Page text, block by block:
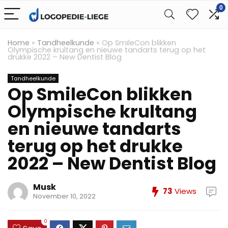
0
Home » Tandheelkunde » Op SmileCon blikken
Olympische krultang en nieuwe tandarts terug op het
drukke 2022 – New Dentist Blog
Tandheelkunde
Op SmileCon blikken
Olympische krultang
en nieuwe tandarts
terug op het drukke
2022 – New Dentist Blog
Musk
November 10, 2022 73 Views
0